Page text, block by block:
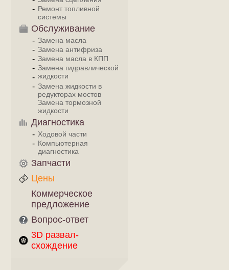
Ремонт топливной
системы
Обслуживание
Замена масла
Замена антифриза
Замена масла в КПП
Замена гидравлической
жидкости
Замена жидкости в
редукторах мостов
Замена тормозной
жидкости
Диагностика
Ходовой части
Компьютерная
диагностика
Запчасти
Цены
Коммерческое
предложение
Вопрос-ответ
3D развал-
схождение